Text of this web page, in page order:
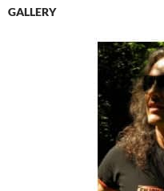
GALLERY